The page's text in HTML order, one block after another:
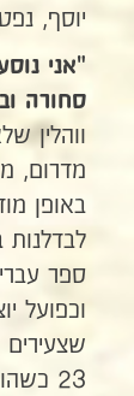
יוסף, נפטר
"אני
סחורה
ווהלין
מדרום,
באופן
לבדלנות
ספר
וכפועל
23